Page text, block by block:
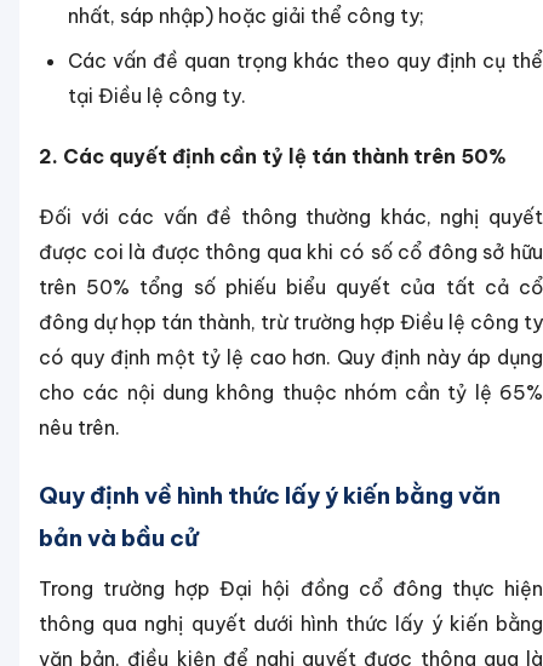
nhất, sáp nhập) hoặc giải thể công ty;
Các vấn đề quan trọng khác theo quy định cụ thể
tại Điều lệ công ty.
2. Các quyết định cần tỷ lệ tán thành trên 50%
Đối với các vấn đề thông thường khác, nghị quyết
được coi là được thông qua khi có số cổ đông sở hữu
trên 50% tổng số phiếu biểu quyết của tất cả cổ
đông dự họp tán thành, trừ trường hợp Điều lệ công ty
có quy định một tỷ lệ cao hơn. Quy định này áp dụng
cho các nội dung không thuộc nhóm cần tỷ lệ 65%
nêu trên.
Quy định về hình thức lấy ý kiến bằng văn
bản và bầu cử
Trong trường hợp Đại hội đồng cổ đông thực hiện
thông qua nghị quyết dưới hình thức lấy ý kiến bằng
văn bản, điều kiện để nghị quyết được thông qua là